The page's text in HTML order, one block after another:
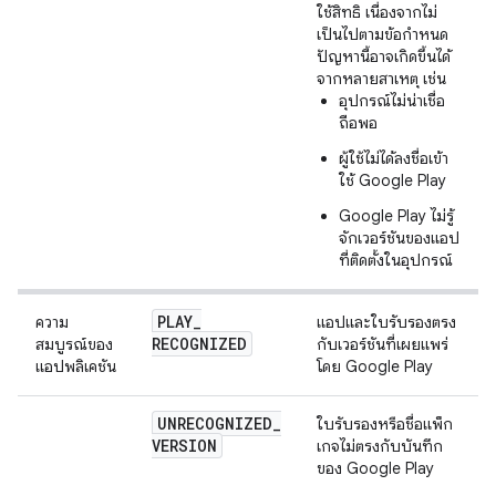
ใช้สิทธิ เนื่องจากไม่
เป็นไปตามข้อกําหนด
ปัญหานี้อาจเกิดขึ้นได้
จากหลายสาเหตุ เช่น
อุปกรณ์ไม่น่าเชื่อ
ถือพอ
ผู้ใช้ไม่ได้ลงชื่อเข้า
ใช้ Google Play
Google Play ไม่รู้
จักเวอร์ชันของแอป
ที่ติดตั้งในอุปกรณ์
ความ
สมบูรณ์ของ
แอปพลิเคชัน
PLAY_
RECOGNIZED
แอปและใบรับรองตรง
กับเวอร์ชันที่เผยแพร่
โดย Google Play
UNRECOGNIZED_
VERSION
ใบรับรองหรือชื่อแพ็ก
เกจไม่ตรงกับบันทึก
ของ Google Play